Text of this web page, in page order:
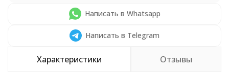
Написать в Whatsapp
Написать в Telegram
Характеристики Отзывы